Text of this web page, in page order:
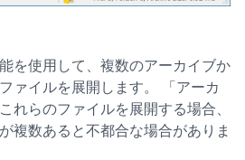
を使用して、複数のアーカイブか
ァイルを展開します。 「アーカ
れらのファイルを展開する場合、
複数あると不都合な場合がありま